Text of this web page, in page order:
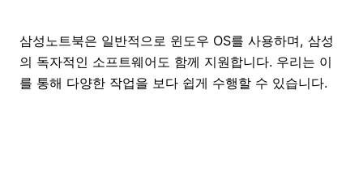
삼성노트북은 일반적으로 윈도우 OS를 사용하며, 삼성
의 독자적인 소프트웨어도 함께 지원합니다. 우리는 이
를 통해 다양한 작업을 보다 쉽게 수행할 수 있습니다.